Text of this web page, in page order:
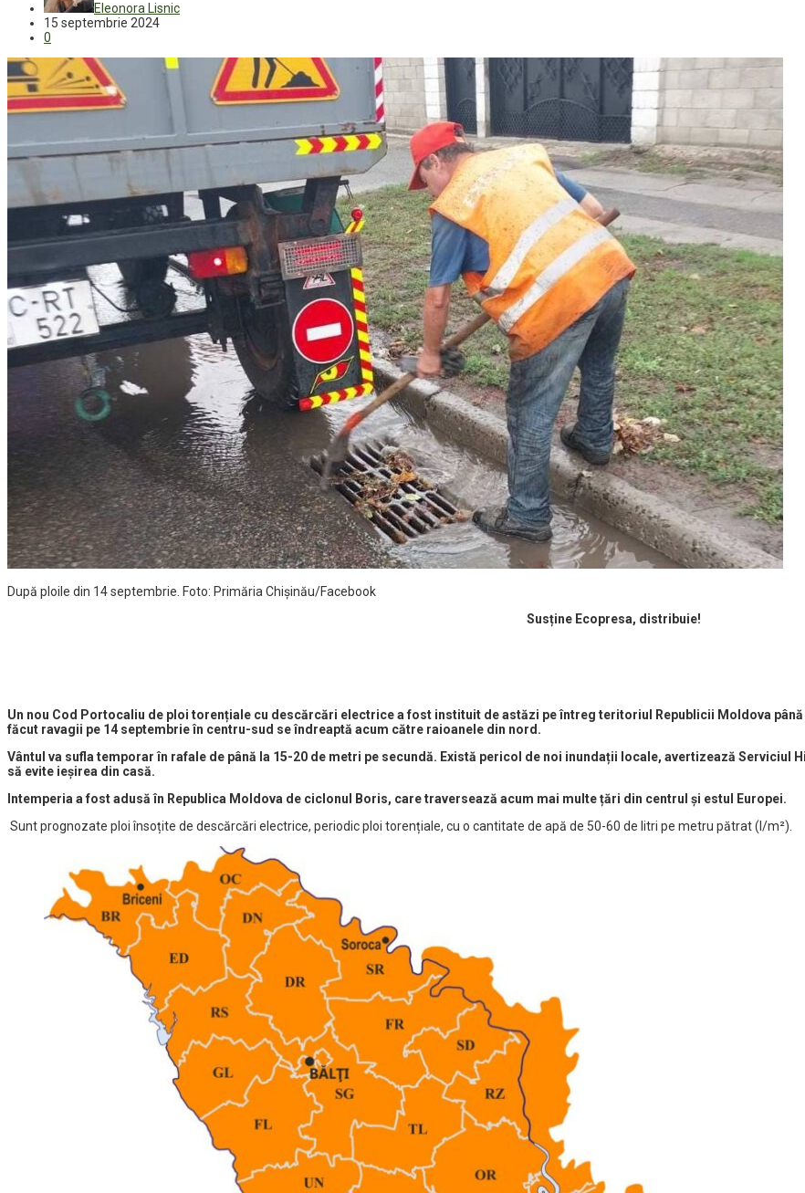
Eleonora Lisnic
15 septembrie 2024
0
După ploile din 14 septembrie. Foto: Primăria Chișinău/Facebook
Susține Ecopresa, distribuie!
Un nou Cod Portocaliu de ploi torențiale cu descărcări electrice a fost instituit de astăzi pe întreg teritoriul Republicii Moldova
făcut ravagii pe 14 septembrie în centru-sud se îndreaptă acum către raioanele din nord.
Vântul va sufla temporar în rafale de până la 15-20 de metri pe secundă. Există pericol de noi inundații locale, avertizează
să evite ieșirea din casă.
Intemperia a fost adusă în Republica Moldova de ciclonul Boris, care traversează acum mai multe țări din centrul și estul Europei.
Sunt prognozate ploi însoțite de descărcări electrice, periodic ploi torențiale, cu o cantitate de apă de 50-60 de litri pe metru pătrat (l/m²).